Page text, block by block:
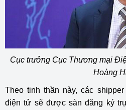
Cục trưởng Cục Thương mại
Hoàng
Theo tinh thần này, các
điện tử sẽ được sàn đăng ký